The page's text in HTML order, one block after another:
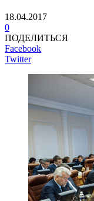
18.04.2017
0
ПОДЕЛИТЬСЯ
Facebook
Twitter